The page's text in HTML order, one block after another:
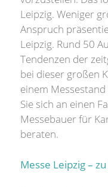
Leipzig. Weniger
Anspruch
Leipzig. Rund 50
Tendenzen der
bei dieser großen
einem
Sie sich an einen
Messebauer für
beraten.
Messe Leipzig –